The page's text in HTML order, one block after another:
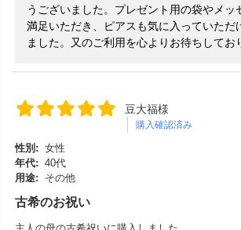
うございました。プレゼント用の袋やメッ
満足いただき、ピアスも気に入っていただ
ました。又のご利用を心よりお待ちしてお
豆大福様
購入確認済み
性別: 女性
年代: 40代
用途:
その他
古希のお祝い